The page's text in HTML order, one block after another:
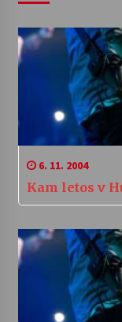
6. 11. 2004
Kam letos v